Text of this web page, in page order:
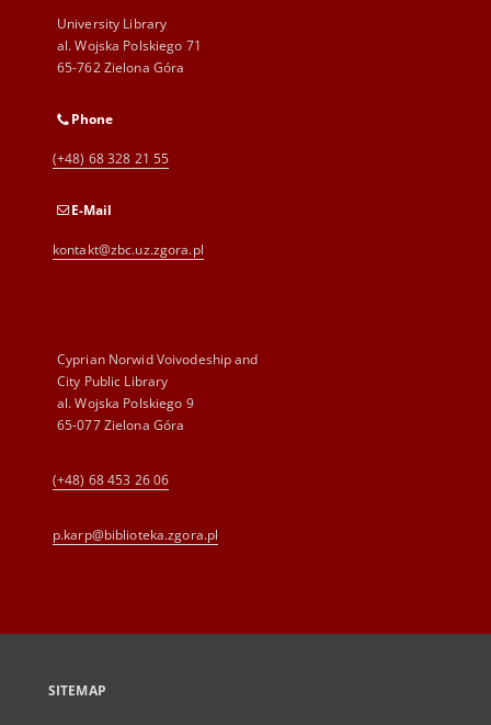
University Library
al. Wojska Polskiego 71
65-762 Zielona Góra
Phone
(+48) 68 328 21 55
E-Mail
kontakt@zbc.uz.zgora.pl
Cyprian Norwid Voivodeship and
City Public Library
al. Wojska Polskiego 9
65-077 Zielona Góra
(+48) 68 453 26 06
p.karp@biblioteka.zgora.pl
SITEMAP